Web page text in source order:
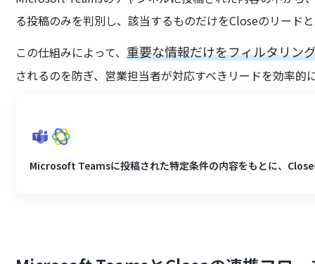
る投稿のみを判別し、該当するものだけをCloseのリード
この仕組みによって、重要な情報だけをフィルタリン
されるのを防ぎ、営業担当者が対応すべきリードを効率的
Microsoft Teamsに投稿された特定条件の内容をもとに、